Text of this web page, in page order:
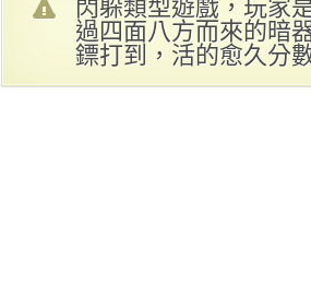
過四面八方而來的暗
鏢打到，活的愈久分